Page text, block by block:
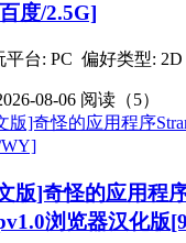
度/2.5G]
平台: PC 偏好类型:
08-06 阅读（5）
版]奇怪的应用程
浏览器汉化版